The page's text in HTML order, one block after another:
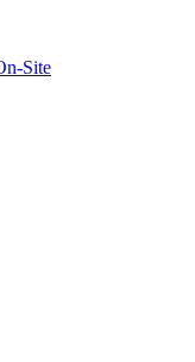
Site